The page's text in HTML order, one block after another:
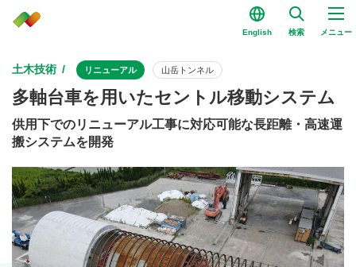
English 検索 メニュー
土木技術 リニューアル 山岳トンネル
多軸台車を用いたセントル移動システム
供用下でのリニューアル工事に対応可能な長距離・高速運
搬システムを開発